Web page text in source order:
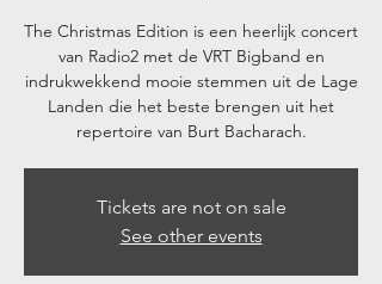
The Christmas Edition is een heerlijk concert
van Radio2 met de VRT Bigband en
indrukwekkend mooie stemmen uit de Lage
Landen die het beste brengen uit het
repertoire van Burt Bacharach.
Tickets are not on sale
See other events